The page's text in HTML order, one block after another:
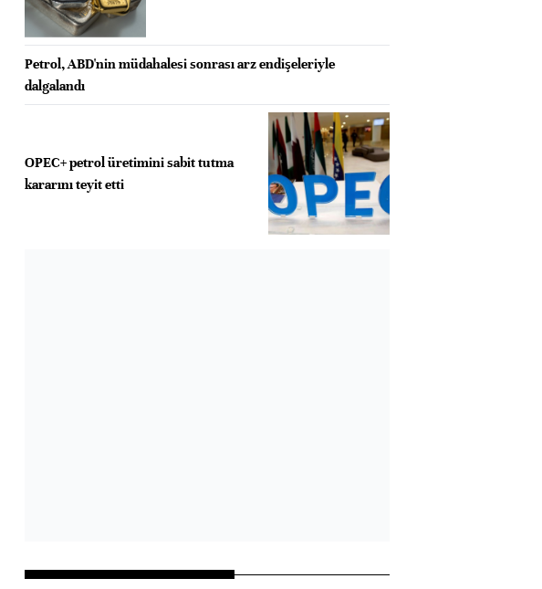
Petrol, ABD'nin müdahalesi sonrası arz endişeleriyle
dalgalandı
OPEC+ petrol üretimini sabit tutma
kararını teyit etti